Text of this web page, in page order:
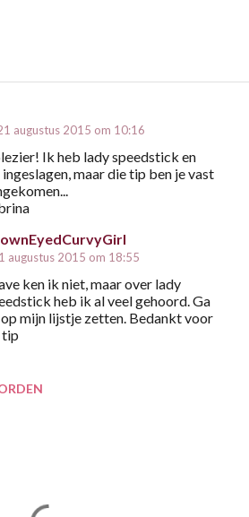
augustus 2015 om 10:16
Ik heb lady speedstick en
ingeslagen, maar die tip ben je vast
augustus 2015 om 18:55
ken ik niet, maar over lady
heb ik al veel gehoord. Ga
op mijn lijstje zetten. Bedankt voor
tip